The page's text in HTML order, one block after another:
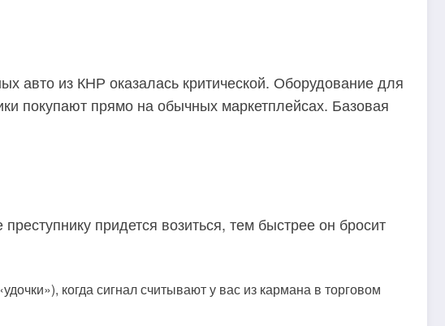
авто из КНР оказалась критической. Оборудование для
покупают прямо на обычных маркетплейсах. Базовая
придется возиться, тем быстрее он бросит
когда сигнал считывают у вас из кармана в торговом